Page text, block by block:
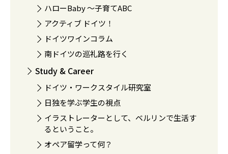
ハローBaby 〜子育てABC
アクティブ ドイツ！
ドイツワインコラム
南ドイツの巡礼路を行く
Study & Career
ドイツ・ワークスタイル研究室
日独を学ぶ学生の視点
イラストレーターとして、ベルリンで生活す
るということ。
オペア留学って何？